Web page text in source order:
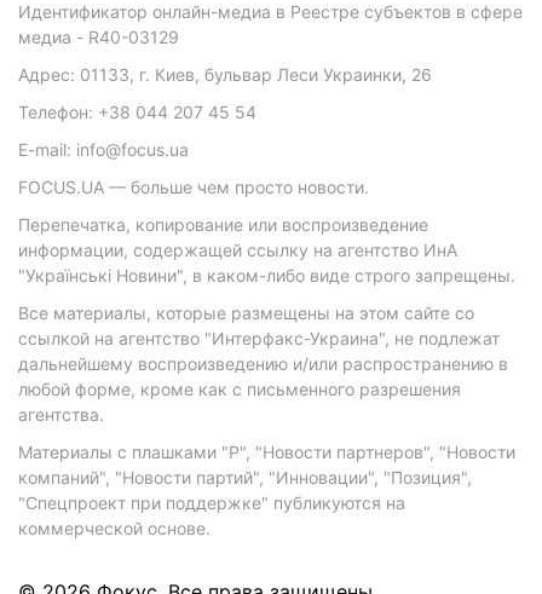
Идентификатор онлайн-медиа в Реестре субъектов в сфере
медиа - R40-03129
Адрес: 01133, г. Киев, бульвар Леси Украинки, 26
Телефон: +38 044 207 45 54
E-mail: info@focus.ua
FOCUS.UA — больше чем просто новости.
Перепечатка, копирование или воспроизведение
информации, содержащей ссылку на агентство ИнА
"Українські Новини", в каком-либо виде строго запрещены.
Все материалы, которые размещены на этом сайте со
ссылкой на агентство "Интерфакс-Украина", не подлежат
дальнейшему воспроизведению и/или распространению в
любой форме, кроме как с письменного разрешения
агентства.
Материалы с плашками "Р", "Новости партнеров", "Новости
компаний", "Новости партий", "Инновации", "Позиция",
"Спецпроект при поддержке" публикуются на
коммерческой основе.